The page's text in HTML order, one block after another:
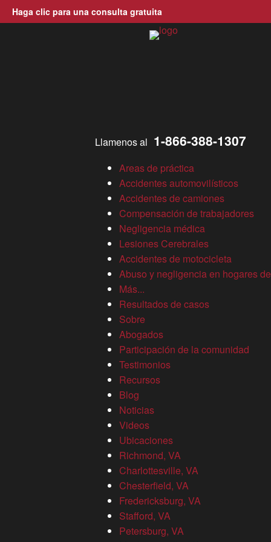
Haga clic para una consulta gratuita
Allen, Allen, Allen y Allen,
Llamenos al 1-866-388-1307
Areas de práctica
Accidentes automovilísticos
Accidentes de camiones
Compensación de trabajadores
Negligencia médica
Lesiones Cerebrales
Accidentes de motocicleta
Abuso y negligencia en hogares
Más...
Resultados de casos
Sobre
Abogados
Participación de la comunidad
Testimonios
Recursos
Blog
Noticias
Videos
Ubicaciones
Richmond, VA
Charlottesville, VA
Chesterfield, VA
Fredericksburg, VA
Stafford, VA
Petersburg, VA
conducción en estado de
Abogado de lesiones personales en Virginia»¿Qué estados
tienen las peores estadísticas de conducción en estado de
Comencemos con algunas buenas noticias: desde la década
de 1980, la conducción bajo los efectos del alcohol ha ido en
declive. Debido en gran parte a las campañas contra la
conducción en estado de ebriedad, los grupos sin fines de
lucro como Mothers Against Drunk Driving (MADD), los
servicios de transporte compartido y una mayor aplicación de
menos conductores ebrios
Ahora, la mala noticia: la conducción en estado de ebriedad
sigue existiendo en tasas inaceptablemente altas. En 2019,
hubo más de un millón de arrestos por DUI. En perspectiva,
el número de arrestos en 2019 por robo,
violación y allanamiento combinados. Ese mismo año, los
conductores ebrios causaron 10,142 muertes a nivel nacional.